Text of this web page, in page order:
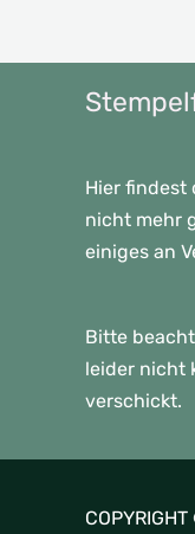
Hier findest
nicht mehr
einiges an
Bitte
leider nicht
verschickt.